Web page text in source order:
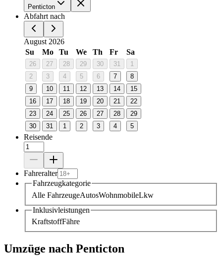
Penticton
Abfahrt nach
August 2026
Su
Mo Tu We Th Fr Sa
26 27 28 29 30 31
1
2
3 4 5 6 7
8
9
10 11 12 13 14
15
16
17 18 19 20 21
22
23
24 25 26 27 28
29
30
31 1 2 3 4 5
Reisende
Fahreralter
Fahrzeugkategorie
Alle FahrzeugeAutosWohnmobileLkw
Inklusivleistungen
KraftstoffFähre
Umzüge nach Penticton